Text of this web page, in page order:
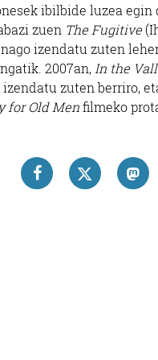
ibilbide luzea
zuen The Fugitive
izendatu zuten
2007an, In the
izendatu zuten berriro,
for Old Menfilmeko